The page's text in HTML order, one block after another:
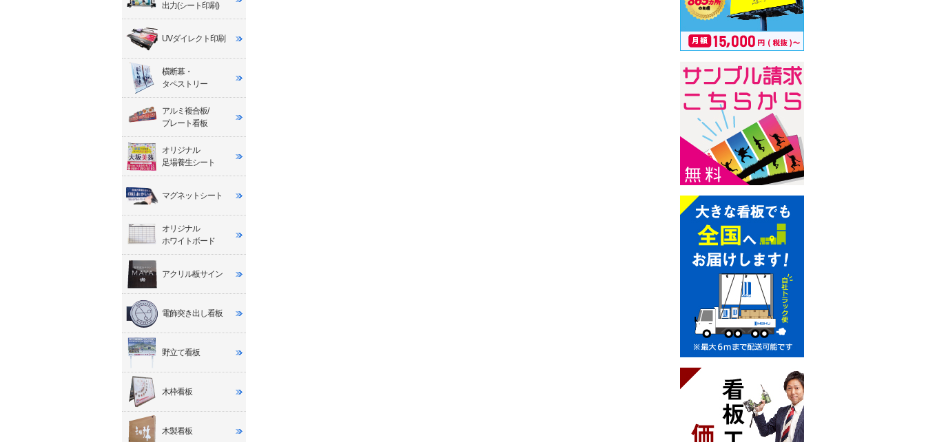
出力(シート印刷)
UVダイレクト印刷
横断幕・
タペストリー
アルミ複合板/
プレート看板
オリジナル
足場養生シート
マグネットシート
オリジナル
ホワイトボード
アクリル板サイン
電飾突き出し看板
野立て看板
木枠看板
木製看板